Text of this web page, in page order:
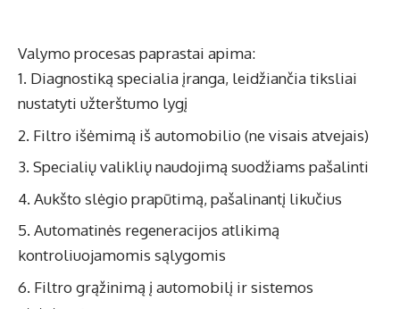
Valymo procesas paprastai apima:
Diagnostiką specialia įranga, leidžiančia tiksliai
nustatyti užterštumo lygį
Filtro išėmimą iš automobilio (ne visais atvejais)
Specialių valiklių naudojimą suodžiams pašalinti
Aukšto slėgio prapūtimą, pašalinantį likučius
Automatinės regeneracijos atlikimą
kontroliuojamomis sąlygomis
Filtro grąžinimą į automobilį ir sistemos